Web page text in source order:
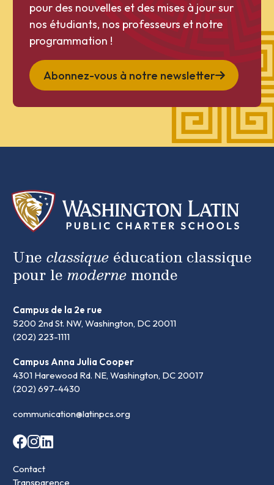
pour des nouvelles et des mises à jour sur
nos étudiants, nos professeurs et notre
programmation !
Abonnez-vous à notre newsletter
Une classique éducation classique
pour le moderne monde
Campus de la 2e rue
5200 2nd St. NW, Washington, DC 20011
(202) 223-1111
Campus Anna Julia Cooper
4301 Harewood Rd. NE, Washington, DC 20017
(202) 697-4430
communication@latinpcs.org
Contact
Transparence